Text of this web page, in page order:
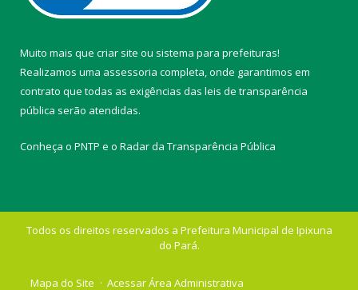
Muito mais que criar site ou sistema para prefeituras!
Realizamos uma assessoria completa, onde garantimos em
contrato que todas as exigências das leis de transparência
pública serão atendidas.
Conheça o PNTP e o Radar da Transparência Pública
Todos os direitos reservados a Prefeitura Municipal de Ipixuna
do Pará.
Mapa do Site Acessar Área Administrativa